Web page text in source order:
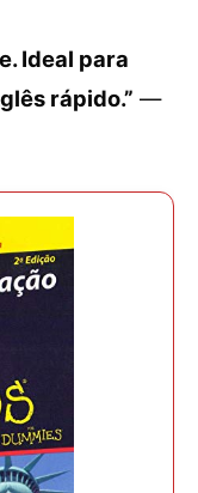
Ideal para
rápido.” —